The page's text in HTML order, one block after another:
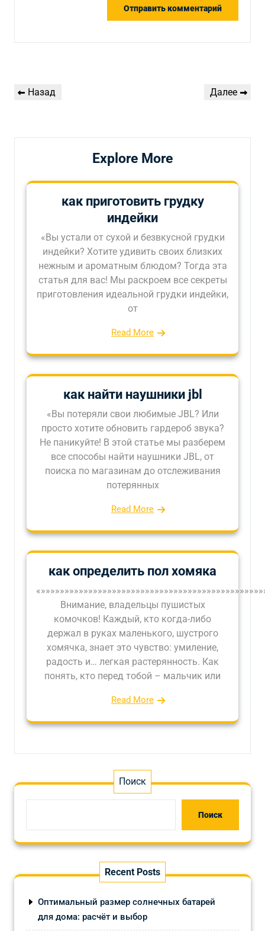
по
Предыдущая
Назад
Следующая
Далее
Explore More
как приготовить грудку
индейки
«Вы устали от сухой и безвкусной грудки
индейки? Хотите удивить своих близких
нежным и ароматным блюдом? Тогда эта
статья для вас! Мы раскроем все секреты
приготовления идеальной грудки индейки,
от
Read More
как найти наушники jbl
«Вы потеряли свои любимые JBL? Или
просто хотите обновить гардероб звука?
Не паникуйте! В этой статье мы разберем
все способы найти наушники JBL, от
поиска по магазинам до отслеживания
потерянных
Read More
как определить пол хомяка
Внимание, владельцы пушистых
комочков! Каждый, кто когда-либо
держал в руках маленького, шустрого
хомячка, знает это чувство: умиление,
радость и… легкая растерянность. Как
понять, кто перед тобой – мальчик или
Read More
Поиск
Поиск
Recent Posts
Оптимальный размер солнечных батарей
для дома: расчёт и выбор